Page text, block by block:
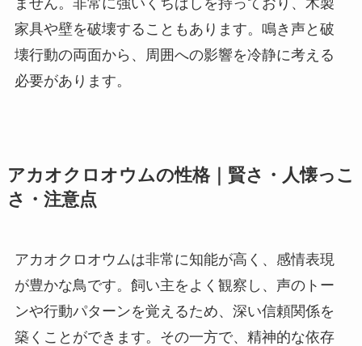
家具や壁を破壊することもあります。鳴き声と破
壊行動の両面から、周囲への影響を冷静に考える
必要があります。
アカオクロオウムの性格｜賢さ・人懐っこ
さ・注意点
アカオクロオウムは非常に知能が高く、感情表現
が豊かな鳥です。飼い主をよく観察し、声のトー
ンや行動パターンを覚えるため、深い信頼関係を
築くことができます。その一方で、精神的な依存